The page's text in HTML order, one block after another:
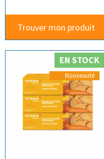
Trouver mon produit
EN STOCK